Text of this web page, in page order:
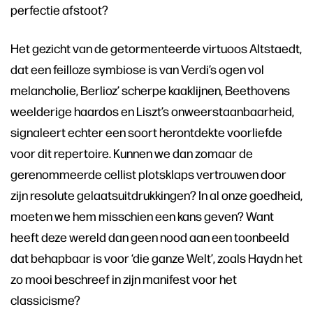
perfectie afstoot?
Het gezicht van de getormenteerde virtuoos Altstaedt,
dat een feilloze symbiose is van Verdi’s ogen vol
melancholie, Berlioz’ scherpe kaaklijnen, Beethovens
weelderige haardos en Liszt’s onweerstaanbaarheid,
signaleert echter een soort herontdekte voorliefde
voor dit repertoire. Kunnen we dan zomaar de
gerenommeerde cellist plotsklaps vertrouwen door
zijn resolute gelaatsuitdrukkingen? In al onze goedheid,
moeten we hem misschien een kans geven? Want
heeft deze wereld dan geen nood aan een toonbeeld
dat behapbaar is voor ‘die ganze Welt’, zoals Haydn het
zo mooi beschreef in zijn manifest voor het
classicisme?